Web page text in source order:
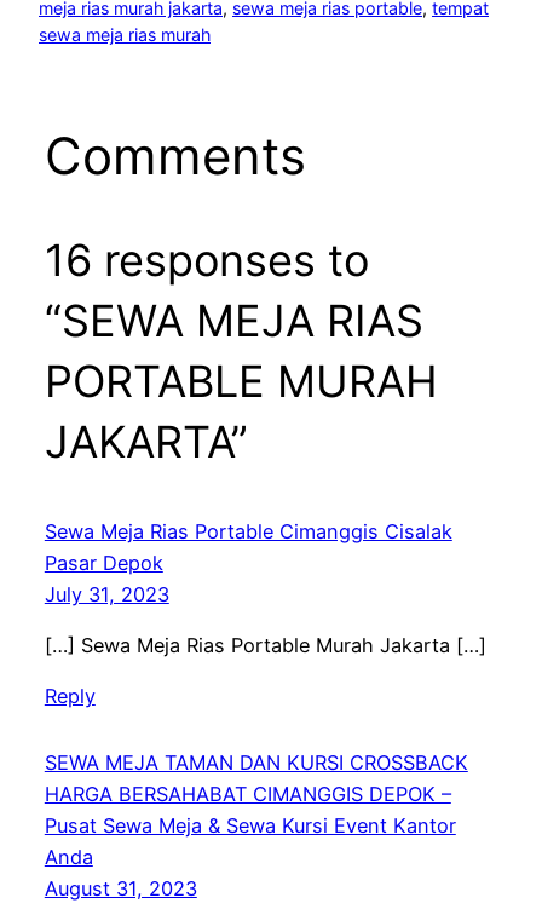
meja rias murah jakarta, sewa meja rias portable, tempat
sewa meja rias murah
Comments
16 responses to
“SEWA MEJA RIAS
PORTABLE MURAH
JAKARTA”
Sewa Meja Rias Portable Cimanggis Cisalak
Pasar Depok
July 31, 2023
[…] Sewa Meja Rias Portable Murah Jakarta […]
Reply
SEWA MEJA TAMAN DAN KURSI CROSSBACK
HARGA BERSAHABAT CIMANGGIS DEPOK –
Pusat Sewa Meja & Sewa Kursi Event Kantor
Anda
August 31, 2023